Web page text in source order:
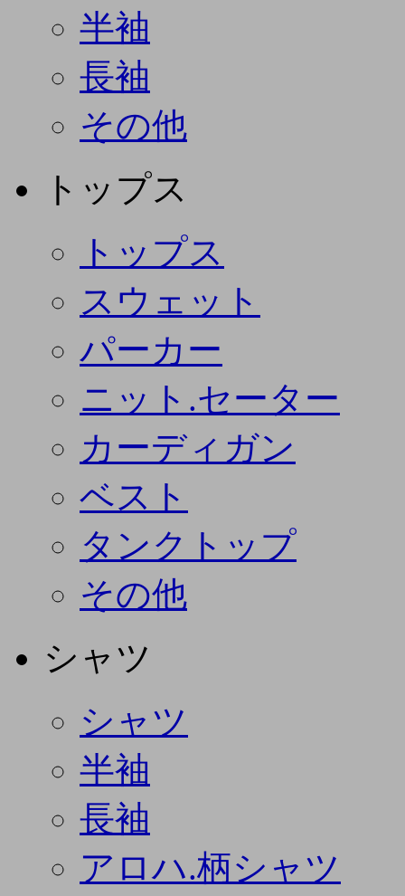
半袖
長袖
その他
トップス
トップス
スウェット
パーカー
ニット.セーター
カーディガン
ベスト
タンクトップ
その他
シャツ
シャツ
半袖
長袖
アロハ.柄シャツ